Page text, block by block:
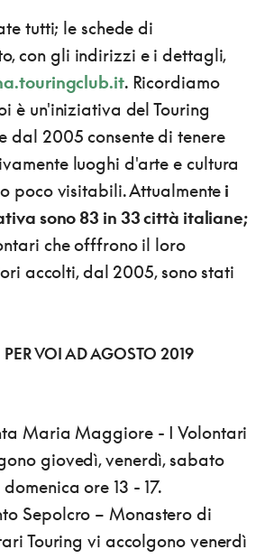
tutti; le schede di
con gli indirizzi e i dettagli,
. Ricordiamo
è un'iniziativa del Touring
dal 2005 consente di tenere
luoghi d'arte e cultura
poco visitabili. Attualmente i
sono 83 in 33 città italiane;
che offfrono il loro
accolti, dal 2005, sono stati
VOI AD AGOSTO 2019
Maria Maggiore - I Volontari
giovedì, venerdì, sabato
ore 13 - 17.
Sepolcro – Monastero di
Touring vi accolgono venerdì